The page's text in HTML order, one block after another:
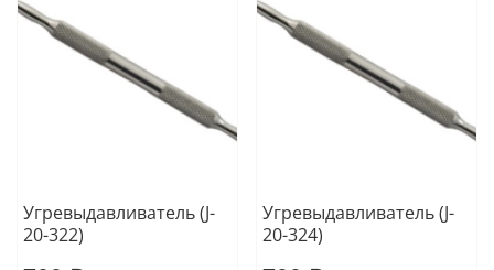
Угревыдавливатель (J-
20-322)
Угревыдавливатель (J-
20-324)